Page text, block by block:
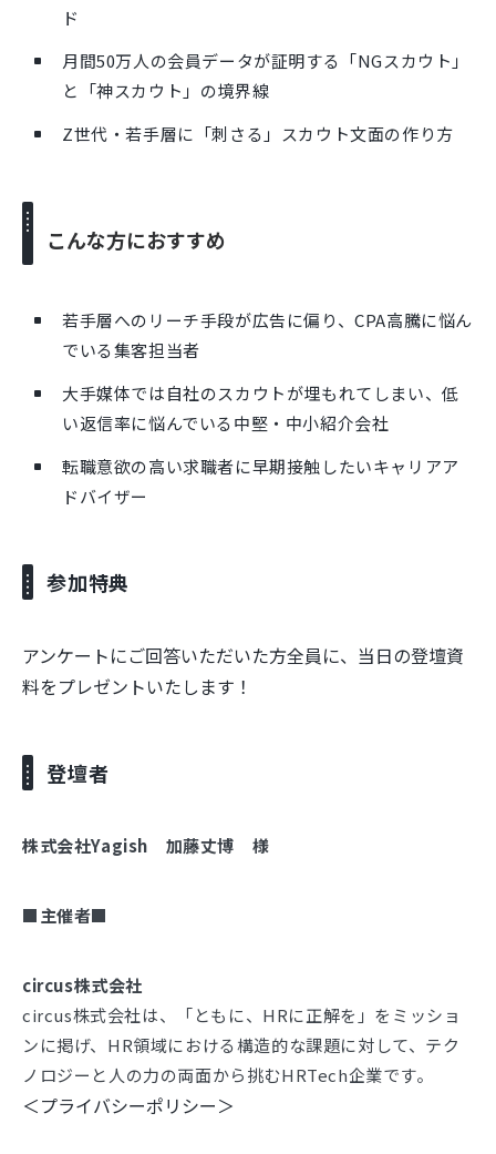
ド
月間50万人の会員データが証明する「NGスカウト」
と「神スカウト」の境界線
Z世代・若手層に「刺さる」スカウト文面の作り方
こんな方におすすめ
若手層へのリーチ手段が広告に偏り、CPA高騰に悩ん
でいる集客担当者
大手媒体では自社のスカウトが埋もれてしまい、低
い返信率に悩んでいる中堅・中小紹介会社
転職意欲の高い求職者に早期接触したいキャリアア
ドバイザー
参加特典
アンケートにご回答いただいた方全員に、当日の登壇資
料をプレゼントいたします！
登壇者
株式会社Yagish 加藤丈博 様
■主催者■
circus株式会社
circus株式会社は、「ともに、HRに正解を」をミッショ
ンに掲げ、HR領域における構造的な課題に対して、テク
ノロジーと人の力の両面から挑むHRTech企業です。
＜プライバシーポリシー＞